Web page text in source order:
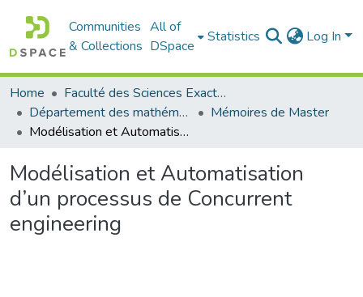
Communities
& Collections
All of
DSpace
Statistics Log In
Home
Faculté des Sciences Exactes et de l'Informatique
Département des mathématiques et informatique
Mémoires de Master
Modélisation et Automatisation d’un processus de Concurrent engineering
Modélisation et Automatisation
d’un processus de Concurrent
engineering